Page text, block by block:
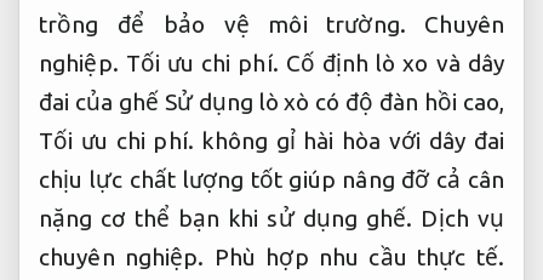
trồng để bảo vệ môi trường. Chuyên
nghiệp. Tối ưu chi phí. Cố định lò xo và dây
đai của ghế Sử dụng lò xò có độ đàn hồi cao,
Tối ưu chi phí. không gỉ hài hòa với dây đai
chịu lực chất lượng tốt giúp nâng đỡ cả cân
nặng cơ thể bạn khi sử dụng ghế. Dịch vụ
chuyên nghiệp. Phù hợp nhu cầu thực tế.